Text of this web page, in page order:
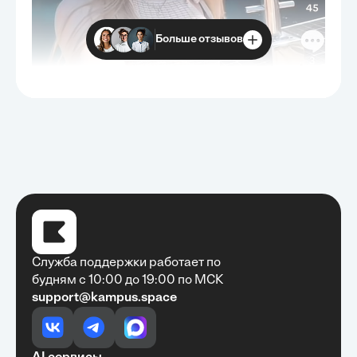
Очень быстро, недорого, качественно,
доступно
Алексей Антонов•27 мая, 2025
Обучение с Кампус Хаб — очень экономит
Больше отзывов
Служба поддержки работает по
будням с 10:00 до 19:00 по МСК
support@kampus.space